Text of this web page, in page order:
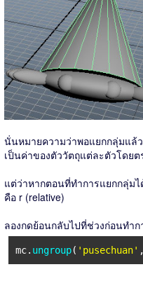
นั่นหมายความว่าพอแยกกลุ่มแล้
เป็นค่าของตัววัตถุแต่ละตัวโดยต
แต่ว่าหากตอนที่ทำการแยกกลุ่ม
คือ r (relative)
ลองกดย้อนกลับไปที่ช่วงก่อนทำ
mc. ungroup( 'pusechuan'